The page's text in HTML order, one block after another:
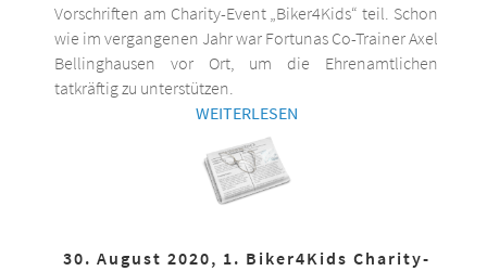
Vorschriften am Charity-Event „Biker4Kids“ teil. Schon
wie im vergangenen Jahr war Fortunas Co-Trainer Axel
Bellinghausen vor Ort, um die Ehrenamtlichen
tatkräftig zu unterstützen.
WEITERLESEN
30. August 2020, 1. Biker4Kids Charity-